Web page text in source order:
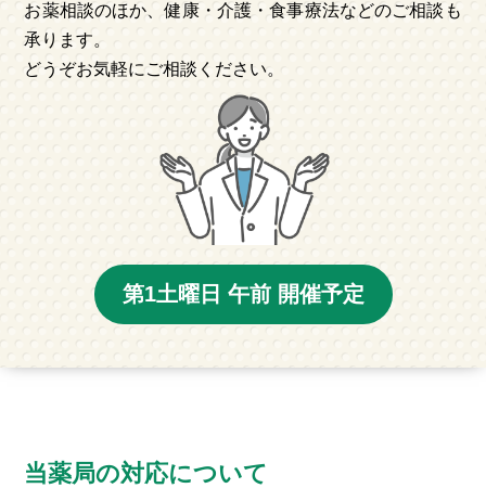
お薬相談のほか、健康・介護・食事療法などのご相談も
承ります。
どうぞお気軽にご相談ください。
第1土曜日 午前 開催予定
当薬局の対応について